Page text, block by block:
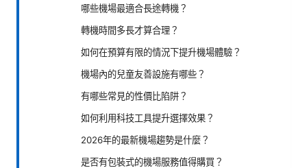
哪些機場最適合長途轉機？
轉機時間多長才算合理？
如何在預算有限的情況下提升機場體驗？
機場內的兒童友善設施有哪些？
有哪些常見的性價比陷阱？
如何利用科技工具提升選擇效果？
2026年的最新機場趨勢是什麼？
是否有包裝式的機場服務值得購買？